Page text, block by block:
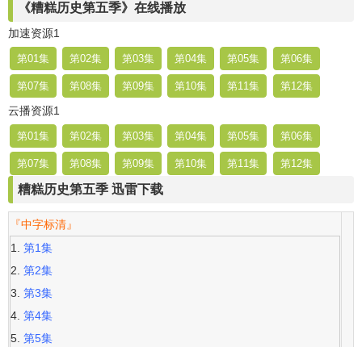
《糟糕历史第五季》在线播放
加速资源1
第01集 第02集 第03集 第04集 第05集 第06集
第07集 第08集 第09集 第10集 第11集 第12集
云播资源1
第01集 第02集 第03集 第04集 第05集 第06集
第07集 第08集 第09集 第10集 第11集 第12集
糟糕历史第五季 迅雷下载
『中字标清』
第1集
第2集
第3集
第4集
第5集